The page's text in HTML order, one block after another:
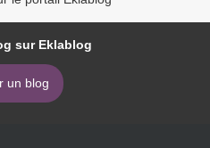
sur Eklablog
un blog